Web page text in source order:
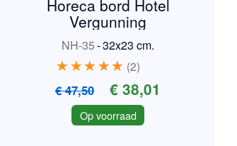
Horeca bord Hotel
Vergunning
NH-35-32x23 cm.
2
€ 47,50 € 38,01
Op voorraad